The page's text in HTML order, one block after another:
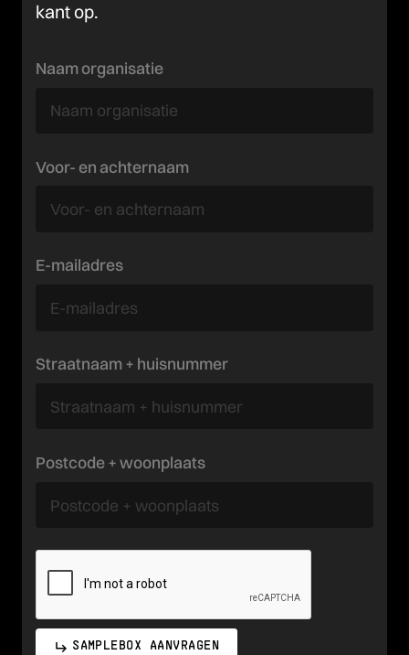
kant op.
Naam organisatie
Voor- en achternaam
E-mailadres
Straatnaam + huisnummer
Postcode + woonplaats
SAMPLEBOX AANVRAGEN